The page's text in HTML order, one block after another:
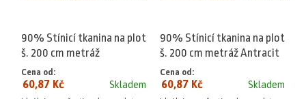
90% Stínicí tkanina na plot
š. 200 cm metráž
Skladem
Cena od:
60,87 Kč
90% Stínicí tkanina na plot
š. 200 cm metráž Antracit
Skladem
Cena od:
60,87 Kč